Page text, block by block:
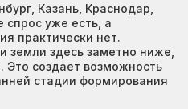
Казань, Краснодар,
спрос уже есть, а
практически нет.
земли здесь заметно ниже,
Это создает возможность
стадии формирования